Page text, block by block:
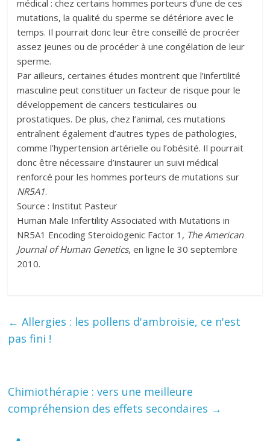
médical : chez certains hommes porteurs d’une de ces
mutations, la qualité du sperme se détériore avec le
temps. Il pourrait donc leur être conseillé de procréer
assez jeunes ou de procéder à une congélation de leur
sperme.
Par ailleurs, certaines études montrent que l’infertilité
masculine peut constituer un facteur de risque pour le
développement de cancers testiculaires ou
prostatiques. De plus, chez l’animal, ces mutations
entraînent également d’autres types de pathologies,
comme l’hypertension artérielle ou l’obésité. Il pourrait
donc être nécessaire d’instaurer un suivi médical
renforcé pour les hommes porteurs de mutations sur
NR5A1.
Source : Institut Pasteur
Human Male Infertility Associated with Mutations in
NR5A1 Encoding Steroidogenic Factor 1, The American
Journal of Human Genetics, en ligne le 30 septembre
2010.
← Allergies : les pollens d'ambroisie, ce n'est
pas fini !
Chimiothérapie : vers une meilleure
compréhension des effets secondaires →